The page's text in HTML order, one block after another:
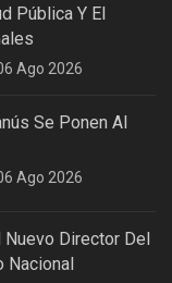
Pública Y El
Ago 2026
Se Ponen Al
Ago 2026
Nuevo Director Del
Nacional